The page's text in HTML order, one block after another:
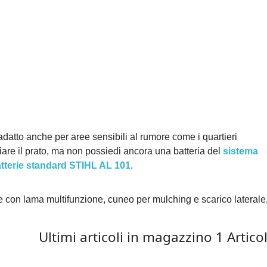
anche per aree sensibili al rumore come i quartieri
il prato, ma non possiedi ancora una batteria del sistema
standard STIHL AL 101.
lama multifunzione, cuneo per mulching e scarico
Ultimi articoli in magazzino 1